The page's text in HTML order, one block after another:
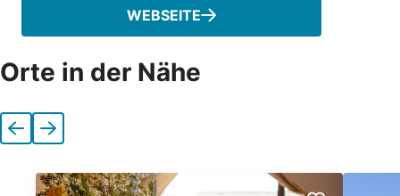
WEBSEITE
Orte in der Nähe
VorherigeNächste